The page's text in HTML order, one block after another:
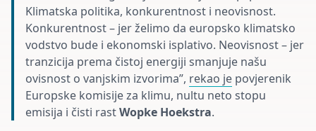
Klimatska politika, konkurentnost i neovisnost.
Konkurentnost – jer želimo da europsko klimatsko
vodstvo bude i ekonomski isplativo. Neovisnost – jer
tranzicija prema čistoj energiji smanjuje našu
ovisnost o vanjskim izvorima”, rekao je povjerenik
Europske komisije za klimu, nultu neto stopu
emisija i čisti rastWopke Hoekstra.